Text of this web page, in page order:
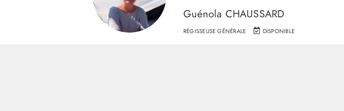
Guénola CHAUSSARD
RÉGISSEUSE GÉNÉRALE DISPONIBLE